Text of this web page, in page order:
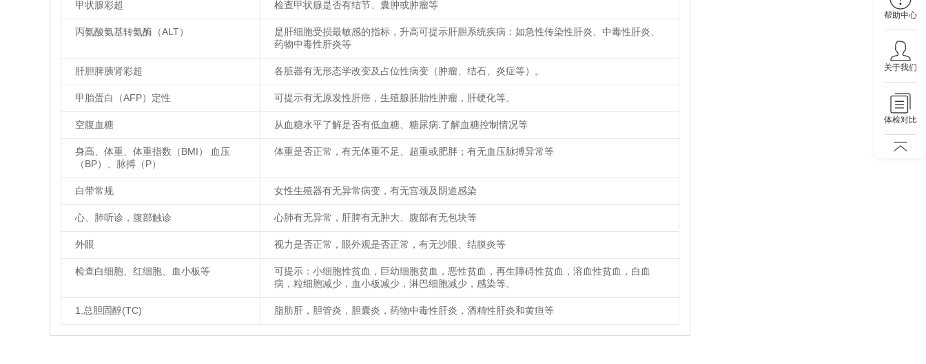
帮助中心
关于我们
体检对比
甲状腺彩超 检查甲状腺是否有结节、囊肿或肿瘤等
丙氨酸氨基转氨酶（ALT）
是肝细胞受损最敏感的指标，升高可提示肝胆系统疾病：如急性传染性肝炎、中毒性肝炎、
药物中毒性肝炎等
肝胆脾胰肾彩超 各脏器有无形态学改变及占位性病变（肿瘤、结石、炎症等）。
甲胎蛋白（AFP）定性 可提示有无原发性肝癌，生殖腺胚胎性肿瘤，肝硬化等。
空腹血糖 从血糖水平了解是否有低血糖、糖尿病.了解血糖控制情况等
身高、体重、体重指数（BMI） 血压
（BP）、脉搏（P）
体重是否正常，有无体重不足、超重或肥胖；有无血压脉搏异常等
白带常规 女性生殖器有无异常病变，有无宫颈及阴道感染
心、肺听诊，腹部触诊 心肺有无异常，肝脾有无肿大、腹部有无包块等
外眼 视力是否正常，眼外观是否正常，有无沙眼、结膜炎等
检查白细胞、红细胞、血小板等
可提示：小细胞性贫血，巨幼细胞贫血，恶性贫血，再生障碍性贫血，溶血性贫血，白血
病，粒细胞减少，血小板减少，淋巴细胞减少，感染等。
1.总胆固醇(TC) 脂肪肝，胆管炎，胆囊炎，药物中毒性肝炎，酒精性肝炎和黄疸等